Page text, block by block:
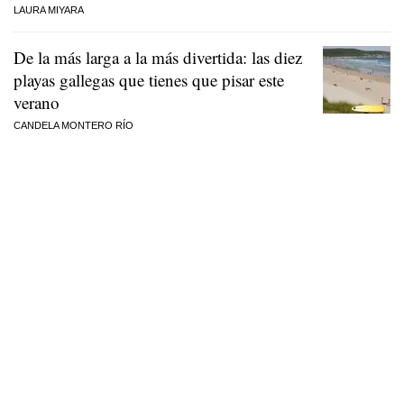
LAURA MIYARA
De la más larga a la más divertida: las diez
playas gallegas que tienes que pisar este
verano
CANDELA MONTERO RÍO